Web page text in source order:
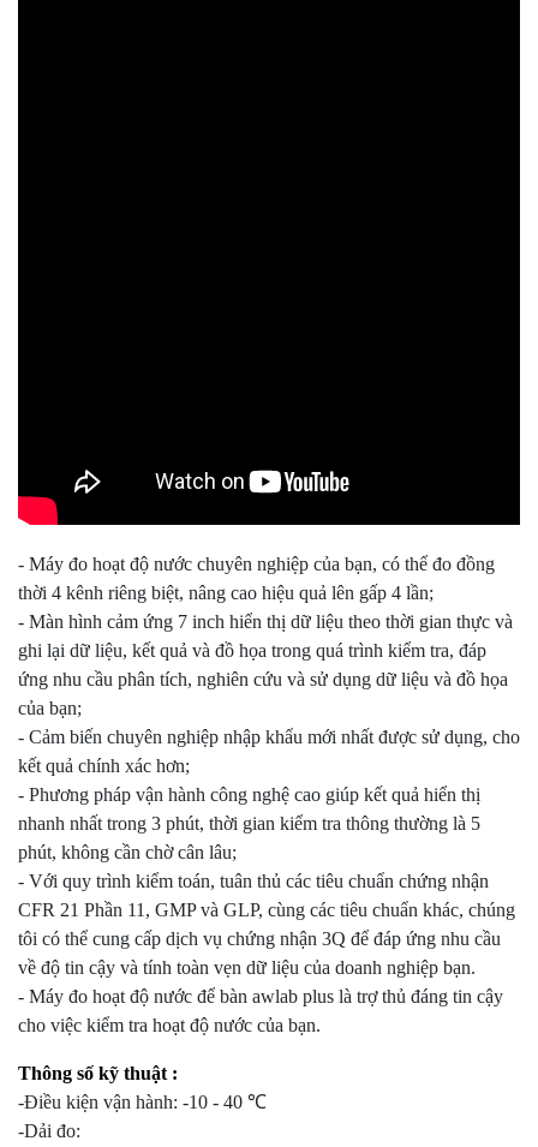
- Máy đo hoạt độ nước chuyên nghiệp của bạn, có thể đo đồng
thời 4 kênh riêng biệt, nâng cao hiệu quả lên gấp 4 lần;
- Màn hình cảm ứng 7 inch hiển thị dữ liệu theo thời gian thực và
ghi lại dữ liệu, kết quả và đồ họa trong quá trình kiểm tra, đáp
ứng nhu cầu phân tích, nghiên cứu và sử dụng dữ liệu và đồ họa
của bạn;
- Cảm biến chuyên nghiệp nhập khẩu mới nhất được sử dụng, cho
kết quả chính xác hơn;
- Phương pháp vận hành công nghệ cao giúp kết quả hiển thị
nhanh nhất trong 3 phút, thời gian kiểm tra thông thường là 5
phút, không cần chờ cân lâu;
- Với quy trình kiểm toán, tuân thủ các tiêu chuẩn chứng nhận
CFR 21 Phần 11, GMP và GLP, cùng các tiêu chuẩn khác, chúng
tôi có thể cung cấp dịch vụ chứng nhận 3Q để đáp ứng nhu cầu
về độ tin cậy và tính toàn vẹn dữ liệu của doanh nghiệp bạn.
- Máy đo hoạt độ nước để bàn awlab plus là trợ thủ đáng tin cậy
cho việc kiểm tra hoạt độ nước của bạn.
Thông số kỹ thuật :
-Điều kiện vận hành: -10 - 40 ℃
-Dải đo: